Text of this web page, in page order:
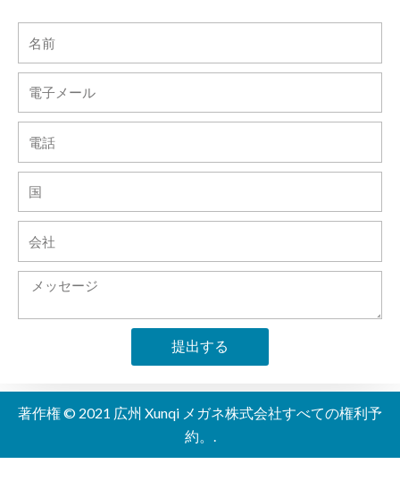
ル
国
提出する
著作権 © 2021 広州 Xunqi メガネ株式会社すべての権利予
約。.